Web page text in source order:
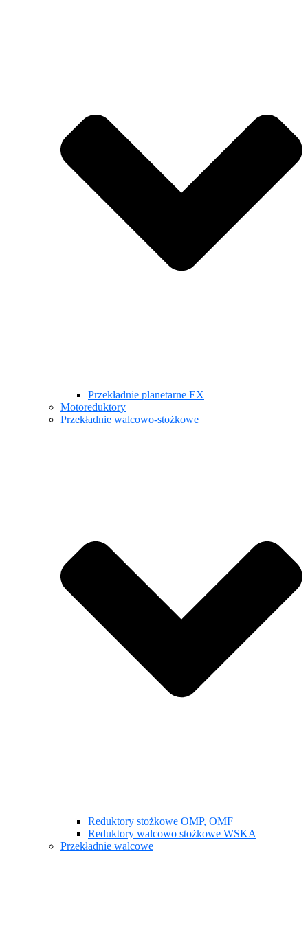
Przekładnie planetarne EX
Motoreduktory
Przekładnie walcowo-stożkowe
Reduktory stożkowe OMP, OMF
Reduktory walcowo stożkowe WSKA
Przekładnie walcowe